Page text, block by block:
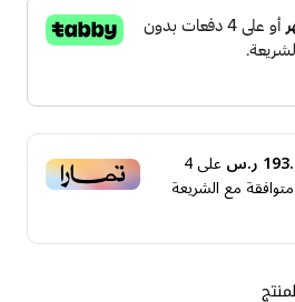
ر.س على4
مع الشريعة